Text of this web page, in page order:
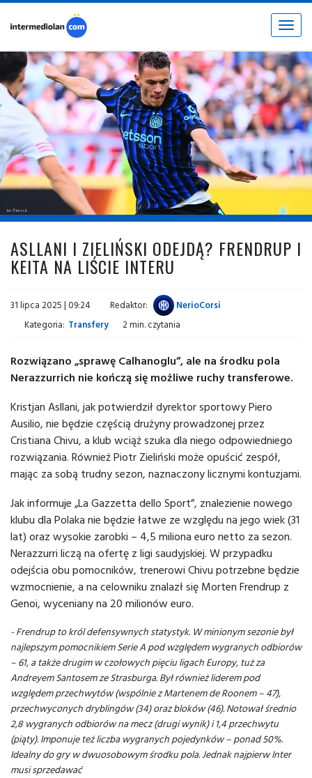
Toggle
fot. © inter.it
ASLLANI I ZIELIŃSKI ODEJDĄ? FRENDRUP I
KEITA NA LIŚCIE INTERU
31 lipca 2025 | 09:24 Redaktor:
NerioCorsi
Kategoria: Transfery 2 min. czytania
Rozwiązano „sprawę Calhanoglu”, ale na środku pola
Nerazzurrich nie kończą się możliwe ruchy transferowe.
Kristjan Asllani, jak potwierdził dyrektor sportowy Piero
Ausilio, nie będzie częścią drużyny prowadzonej przez
Cristiana Chivu, a klub wciąż szuka dla niego odpowiedniego
rozwiązania. Również Piotr Zieliński może opuścić zespół,
mając za sobą trudny sezon, naznaczony licznymi kontuzjami.
Jak informuje „La Gazzetta dello Sport”, znalezienie nowego
klubu dla Polaka nie będzie łatwe ze względu na jego wiek (31
lat) oraz wysokie zarobki – 4,5 miliona euro netto za sezon.
Nerazzurri liczą na ofertę z ligi saudyjskiej. W przypadku
odejścia obu pomocników, trenerowi Chivu potrzebne będzie
wzmocnienie, a na celowniku znalazł się Morten Frendrup z
Genoi, wyceniany na 20 milionów euro.
- Frendrup to król defensywnych statystyk. W minionym sezonie był
najlepszym pomocnikiem Serie A pod względem wygranych odbiorów
– 61, a także drugim w czołowych pięciu ligach Europy, tuż za
Andreyem Santosem ze Strasburga. Był również liderem pod
względem przechwytów (wspólnie z Martenem de Roonem – 47),
przechwyconych dryblingów (34) oraz bloków (46). Notował średnio
2,8 wygranych odbiorów na mecz (drugi wynik) i 1,4 przechwytu
(piąty). Imponuje też liczba wygranych pojedynków – ponad 50%.
Idealny do gry w dwuosobowym środku pola. Jednak najpierw Inter
musi sprzedawać